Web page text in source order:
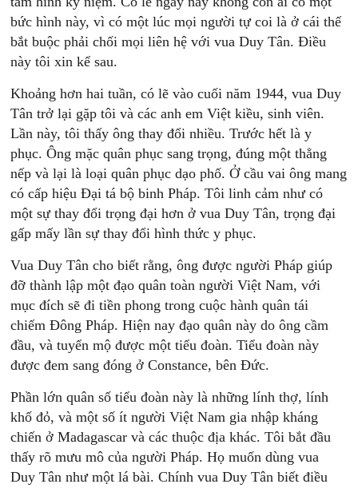
bức hình này, vì có một lúc mọi người tự coi là ở cái thế
bắt buộc phải chối mọi liên hệ với vua Duy Tân. Điều
này tôi xin kể sau.
Khoảng hơn hai tuần, có lẽ vào cuối năm 1944, vua Duy
Tân trở lại gặp tôi và các anh em Việt kiều, sinh viên.
Lần này, tôi thấy ông thay đổi nhiều. Trước hết là y
phục. Ông mặc quân phục sang trọng, đúng một thẳng
nếp và lại là loại quân phục dạo phố. Ở cầu vai ông mang
có cấp hiệu Đại tá bộ binh Pháp. Tôi linh cảm như có
một sự thay đổi trọng đại hơn ở vua Duy Tân, trọng đại
gấp mấy lần sự thay đổi hình thức y phục.
Vua Duy Tân cho biết rằng, ông được người Pháp giúp
đỡ thành lập một đạo quân toàn người Việt Nam, với
mục đích sẽ đi tiền phong trong cuộc hành quân tái
chiếm Đông Pháp. Hiện nay đạo quân này do ông cầm
đầu, và tuyển mộ được một tiểu đoàn. Tiểu đoàn này
được đem sang đóng ở Constance, bên Đức.
Phần lớn quân số tiểu đoàn này là những lính thợ, lính
khố đỏ, và một số ít người Việt Nam gia nhập kháng
chiến ở Madagascar và các thuộc địa khác. Tôi bắt đầu
thấy rõ mưu mô của người Pháp. Họ muốn dùng vua
Duy Tân như một lá bài. Chính vua Duy Tân biết điều